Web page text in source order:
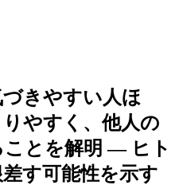
きやすい人ほ
やすく、他人の
とを解明 — ヒト
す可能性を示す